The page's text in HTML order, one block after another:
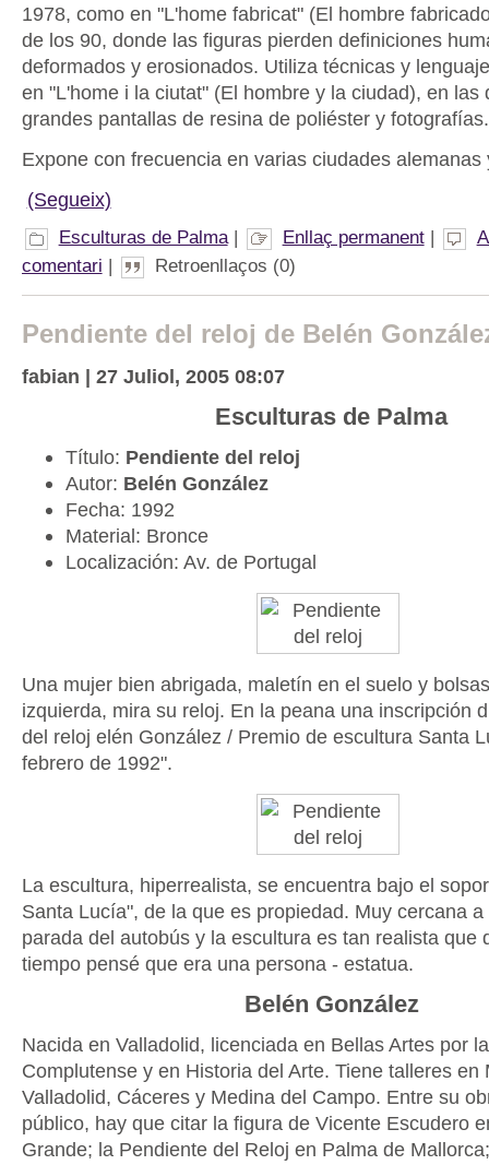
1978, como en "L'home fabricat" (El hombre
de los 90, donde las figuras pierden definiciones
deformados y erosionados. Utiliza técnicas y
en "L'home i la ciutat" (El hombre y la ciudad), en las
grandes pantallas de resina de poliéster y fotografías.
Expone con frecuencia en varias ciudades alemanas
(Segueix)
Esculturas de Palma| Enllaç permanent|
comentari
Retroenllaços (0)
Pendiente del reloj de Belén
fabian | 27 Juliol, 2005 08:07
Esculturas de Palma
Título: Pendiente del reloj
Autor: Belén González
Fecha: 1992
Material: Bronce
Localización: Av. de Portugal
Una mujer bien abrigada, maletín en el suelo y
izquierda, mira su reloj. En la peana una inscripción
del reloj elén González / Premio de escultura Santa
febrero de 1992".
La escultura, hiperrealista, se encuentra bajo el
Santa Lucía", de la que es propiedad. Muy cercana
parada del autobús y la escultura es tan realista que
tiempo pensé que era una persona - estatua.
Belén González
Nacida en Valladolid, licenciada en Bellas Artes por
Complutense y en Historia del Arte. Tiene talleres en
Valladolid, Cáceres y Medina del Campo. Entre su
público, hay que citar la figura de Vicente Escudero
Grande; la Pendiente del Reloj en Palma de